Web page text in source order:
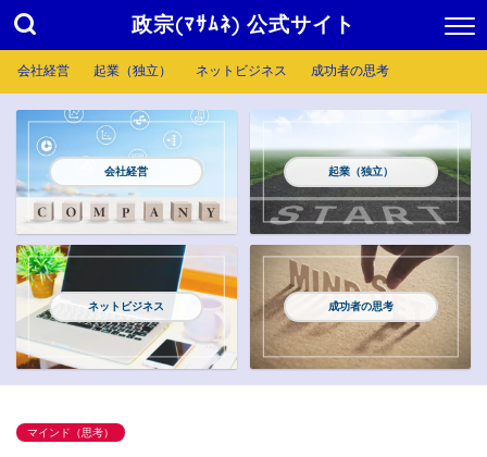
政宗(ﾏｻﾑﾈ) 公式サイト
会社経営 起業（独立） ネットビジネス 成功者の思考
会社経営 起業（独立）
ネットビジネス 成功者の思考
マインド（思考）